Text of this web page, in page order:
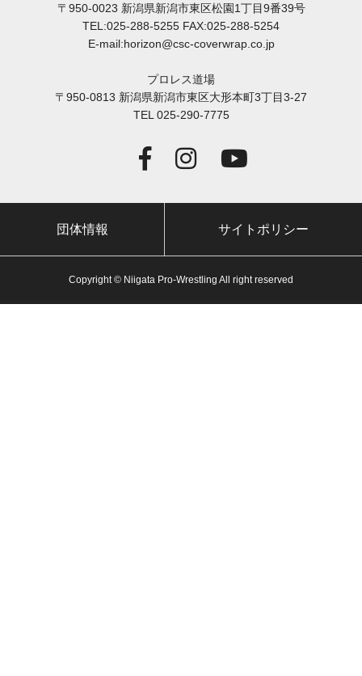
〒950-0023 新潟県新潟市東区松園1丁目9番39号
TEL:025-288-5255 FAX:025-288-5254
E-mail:horizon@csc-coverwrap.co.jp
プロレス道場
〒950-0813 新潟県新潟市東区大形本町3丁目3-27
TEL 025-290-7775
団体情報 サイトポリシー
Copyright © Niigata Pro-Wrestling All right reserved